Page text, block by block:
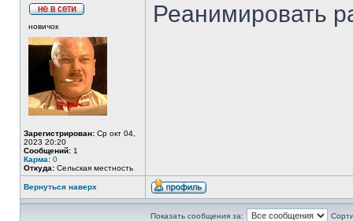
новичок
Зарегистрирован: Ср окт 04,
2023 20:20
Сообщений: 1
Карма: 0
Откуда: Сельская местность
Реанимировать
Вернуться наверх
Показать сообщения за: